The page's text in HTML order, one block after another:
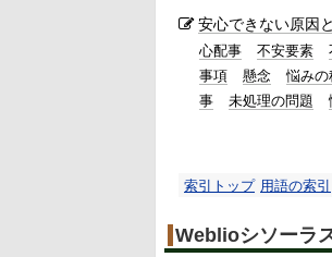
安心できない原因
心配事 不安要素
事項
懸念 悩みの
事
未処理の問題
索引トップ 用語の索引
Weblioシソーラ